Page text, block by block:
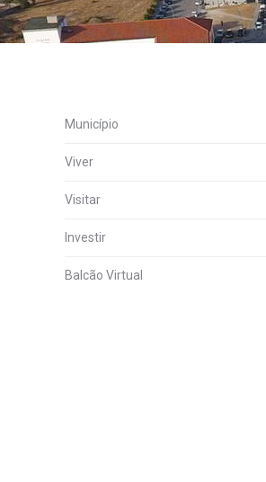
Município
Viver
Visitar
Investir
Balcão Virtual